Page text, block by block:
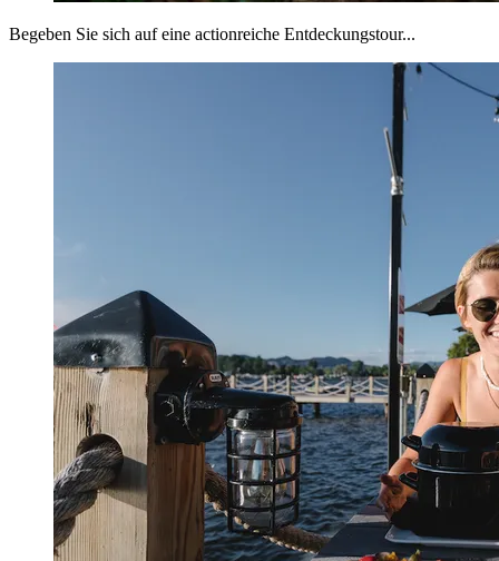
Begeben Sie sich auf eine actionreiche Entdeckungstour...